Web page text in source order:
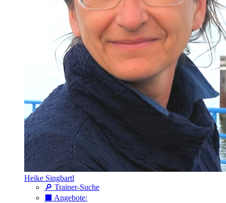
Heike Singbartl
🔎 Trainer-Suche
⬛️ Angebote: